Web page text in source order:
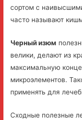
сортом с
часто называют
Черный изюм
велики, делают из
максимальную
микроэлементов.
применять для
Сходные полезные